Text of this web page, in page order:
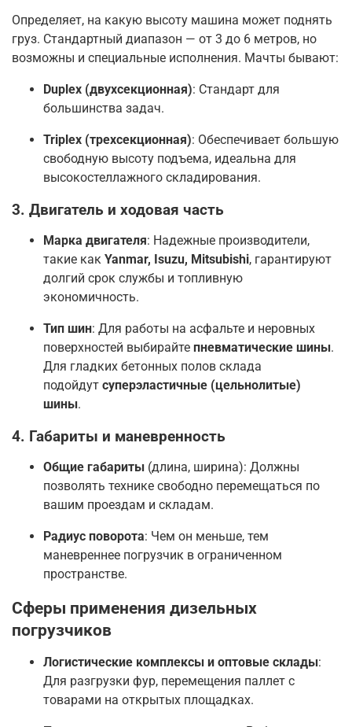
Определяет, на какую высоту машина может поднять
груз. Стандартный диапазон — от 3 до 6 метров, но
возможны и специальные исполнения. Мачты бывают:
Duplex (двухсекционная): Стандарт для
большинства задач.
Triplex (трехсекционная): Обеспечивает большую
свободную высоту подъема, идеальна для
высокостеллажного складирования.
3. Двигатель и ходовая часть
Марка двигателя: Надежные производители,
такие как Yanmar, Isuzu, Mitsubishi, гарантируют
долгий срок службы и топливную
экономичность.
Тип шин: Для работы на асфальте и неровных
поверхностей выбирайте пневматические шины.
Для гладких бетонных полов склада
подойдут суперэластичные (цельнолитые)
шины.
4. Габариты и маневренность
Общие габариты (длина, ширина): Должны
позволять технике свободно перемещаться по
вашим проездам и складам.
Радиус поворота: Чем он меньше, тем
маневреннее погрузчик в ограниченном
пространстве.
Сферы применения дизельных
погрузчиков
Логистические комплексы и оптовые склады:
Для разгрузки фур, перемещения паллет с
товарами на открытых площадках.